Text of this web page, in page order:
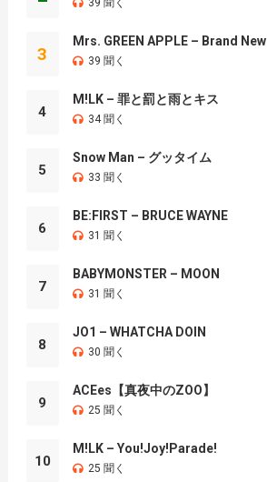
3
Mrs. GREEN APPLE – Brand New
39 聞く
4
M!LK – 罪と罰と雨とキス
34 聞く
5
Snow Man – グッタイム
33 聞く
6
BE:FIRST – BRUCE WAYNE
31 聞く
7
BABYMONSTER – MOON
31 聞く
8
JO1 – WHATCHA DOIN
30 聞く
9
ACEes【真夜中のZOO】
25 聞く
10
M!LK – You!Joy!Parade!
25 聞く